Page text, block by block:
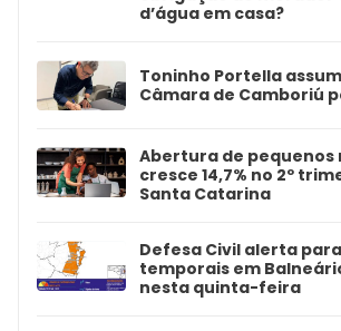
d’água em casa?
Toninho Portella
Câmara de Camboriú
Abertura de pequenos
cresce 14,7% no 2º
Santa Catarina
Defesa Civil alerta
temporais em
nesta quinta-feira